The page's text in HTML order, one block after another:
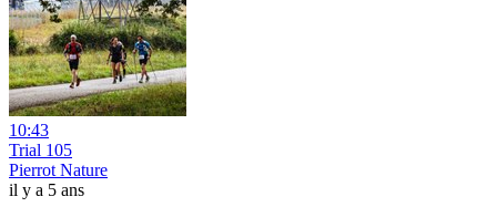
10:43
Trial 105
Pierrot Nature
il y a 5 ans